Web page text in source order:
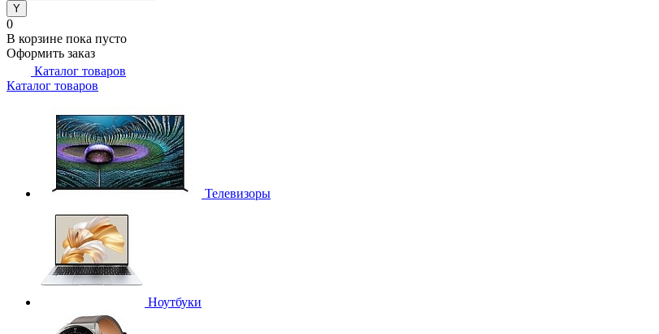
0
В корзине пока пусто
Оформить заказ
Каталог товаров
Каталог товаров
Телевизоры
Ноутбуки